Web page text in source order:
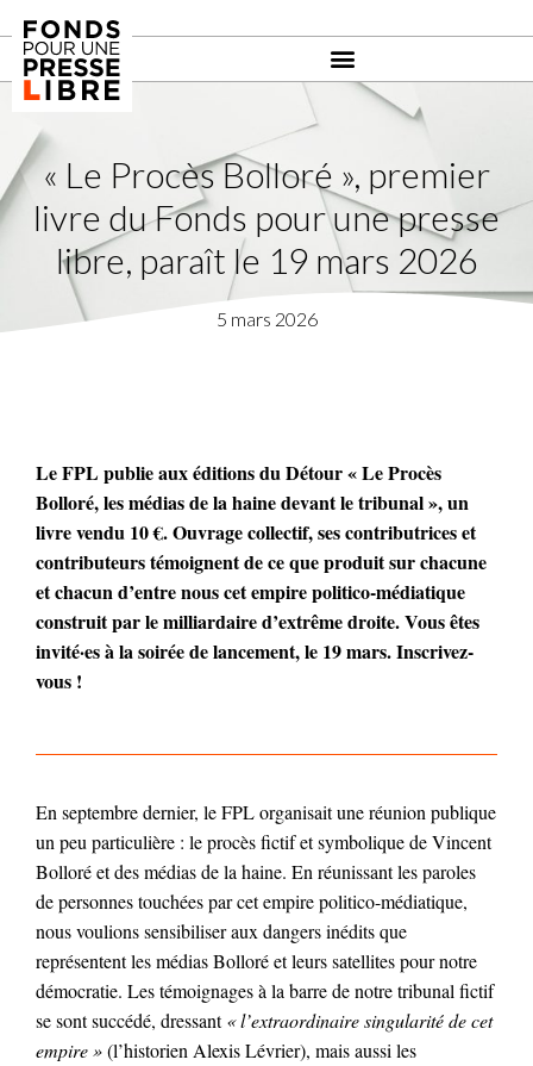
« Le Procès Bolloré », premier
livre du Fonds pour une presse
libre, paraît le 19 mars 2026
5 mars 2026
Le FPL publie aux éditions du Détour « Le Procès
Bolloré, les médias de la haine devant le tribunal », un
livre vendu 10 €. Ouvrage collectif, ses contributrices et
contributeurs témoignent de ce que produit sur chacune
et chacun d’entre nous cet empire politico-médiatique
construit par le milliardaire d’extrême droite. Vous êtes
invité·es à la soirée de lancement, le 19 mars. Inscrivez-
vous !
En septembre dernier, le FPL organisait une réunion publique
un peu particulière : le procès fictif et symbolique de Vincent
Bolloré et des médias de la haine. En réunissant les paroles
de personnes touchées par cet empire politico-médiatique,
nous voulions sensibiliser aux dangers inédits que
représentent les médias Bolloré et leurs satellites pour notre
démocratie. Les témoignages à la barre de notre tribunal fictif
se sont succédé, dressant« l’extraordinaire singularité de cet
empire »(l’historien Alexis Lévrier), mais aussi les